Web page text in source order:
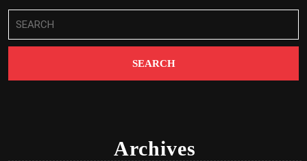
for:
Archives